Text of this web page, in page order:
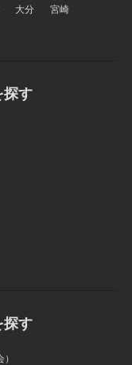
大分
宮崎
探す
す